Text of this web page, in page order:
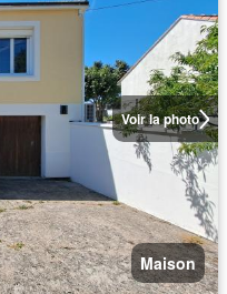
Voir la photo
Maison